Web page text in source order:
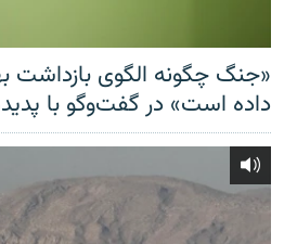
«جنگ چگونه الگوی بازداشت
داده است» در گفت‌وگو با